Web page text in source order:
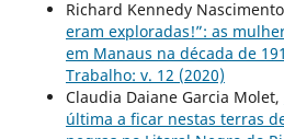
Richard Kennedy
eram exploradas!”: as
em Manaus na década de
Trabalho: v. 12 (2020)
Claudia Daiane Garcia Molet,
última a ficar nestas terras